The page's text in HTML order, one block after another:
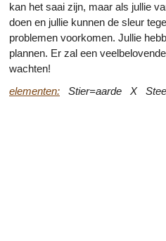
kan het saai zijn, maar als jullie
doen en jullie kunnen de sleur
problemen voorkomen. Jullie
plannen. Er zal een
wachten!
elementen: Stier=aarde X